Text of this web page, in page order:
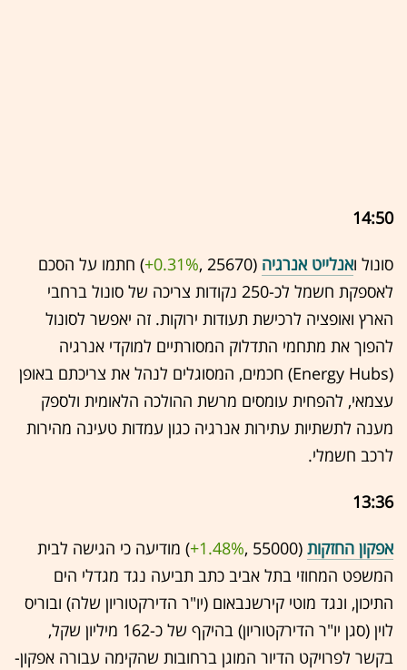
14:50
סונול ואנלייט אנרגיה (25670 ,‎
+0.31%‏) חתמו על הסכם
לאספקת חשמל לכ-250 נקודות צריכה של סונול ברחבי
הארץ ואופציה לרכישת תעודות ירוקות. זה יאפשר לסונול
להפוך את מתחמי התדלוק המסורתיים למוקדי אנרגיה
(Energy Hubs) חכמים, המסוגלים לנהל את צריכתם באופן
עצמאי, להפחית עומסים מרשת ההולכה הלאומית ולספק
מענה לתשתיות עתירות אנרגיה כגון עמדות טעינה מהירות
לרכב חשמלי.
13:36
אפקון החזקות (55000 ,‎
+1.48%‏) מודיעה כי הגישה לבית
המשפט המחוזי בתל אביב כתב תביעה נגד מגדלי הים
התיכון, ונגד מוטי קירשנבאום (יו"ר הדירקטוריון שלה) ובוריס
לוין (סגן יו"ר הדירקטוריון) בהיקף של כ-162 מיליון שקל,
בקשר לפרויקט הדיור המוגן ברחובות שהקימה עבורה אפקון-